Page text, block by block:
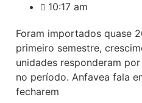
10:17 am
Foram importados quase
primeiro semestre,
unidades responderam
no período. Anfavea fala
fecharem